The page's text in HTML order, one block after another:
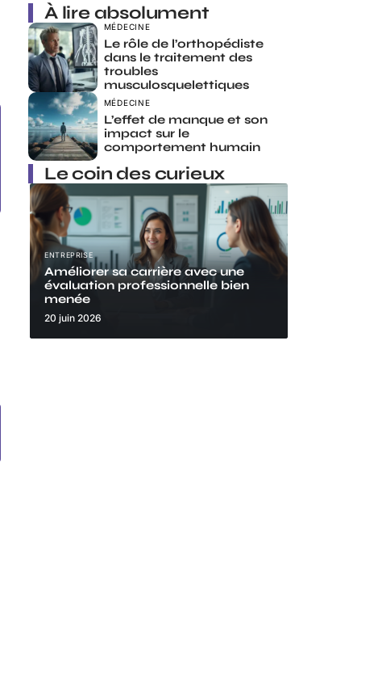
À lire absolument
MÉDECINE
Le rôle de l’orthopédiste
dans le traitement des
troubles
musculosquelettiques
MÉDECINE
L’effet de manque et son
impact sur le
comportement humain
Le coin des curieux
ENTREPRISE
Améliorer sa carrière avec une
évaluation professionnelle bien
menée
20 juin 2026